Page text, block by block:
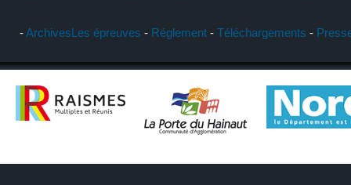
-ArchivesLes épreuves - Réglement - Téléchargements -